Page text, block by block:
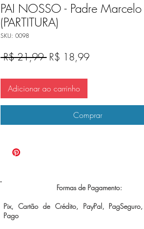
PAI NOSSO - Padre Marcelo
(PARTITURA)
SKU: 0098
R$ 21,99 Preço
R$ 18,99Preço
Adicionar ao carrinho
Comprar
Formas de Pagamento:
Pix, Cartão de Crédito, PayPal, PagSeguro,
Pago